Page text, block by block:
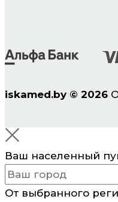
iskamed.by © 2026
Ваш населенный
От выбранного